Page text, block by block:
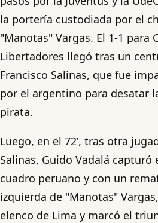
la portería custodiada por el
"Manotas" Vargas. El 1-1 para
Libertadores llegó tras un
Francisco Salinas, que fue
por el argentino para desatar
pirata.
Luego, en el 72’, tras otra
Salinas, Guido Vadalá capturó
cuadro peruano y con un
izquierda de "Manotas"
elenco de Lima y marcó el